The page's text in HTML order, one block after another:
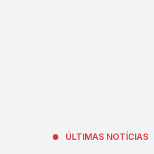
ÚLTIMAS NOTÍCIAS